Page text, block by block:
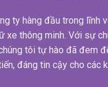
ty hàng đầu trong lĩnh
xe thông minh. Với sự
tôi tự hào đã đem
đáng tin cậy cho các